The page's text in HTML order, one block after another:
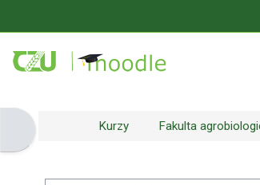
Otevřít panel blokuKurzy Fakulta